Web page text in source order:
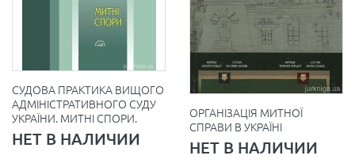
СУДОВА ПРАКТИКА ВИЩОГО
АДМІНІСТРАТИВНОГО СУДУ
УКРАЇНИ. МИТНІ СПОРИ.
НЕТ В НАЛИЧИИ
ОРГАНІЗАЦІЯ МИТНОЇ
СПРАВИ В УКРАЇНІ
НЕТ В НАЛИЧИИ